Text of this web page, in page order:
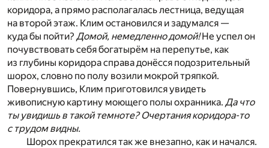
коридора, а прямо располагалась лестница, ведущая
на второй этаж. Клим остановился и задумался —
куда бы пойти? Домой, немедленно домой!Не успел он
почувствовать себя богатырём на перепутье, как
из глубины коридора справа донёсся подозрительный
шорох, словно по полу возили мокрой тряпкой.
Повернувшись, Клим приготовился увидеть
живописную картину моющего полы охранника. Да что
ты увидишь в такой темноте? Очертания коридора-то
с трудом видны.
Шорох прекратился так же внезапно, как и начался.